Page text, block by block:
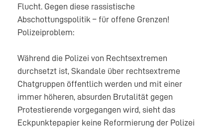
Flucht. Gegen diese rassistische
Abschottungspolitik – für offene Grenzen!
Polizeiproblem:
Während die Polizei von Rechtsextremen
durchsetzt ist, Skandale über rechtsextreme
Chatgruppen öffentlich werden und mit einer
immer höheren, absurden Brutalität gegen
Protestierende vorgegangen wird, sieht das
Eckpunktepapier keine Reformierung der Polizei